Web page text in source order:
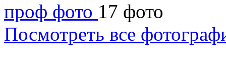
проф фото 17 фото
Посмотреть все